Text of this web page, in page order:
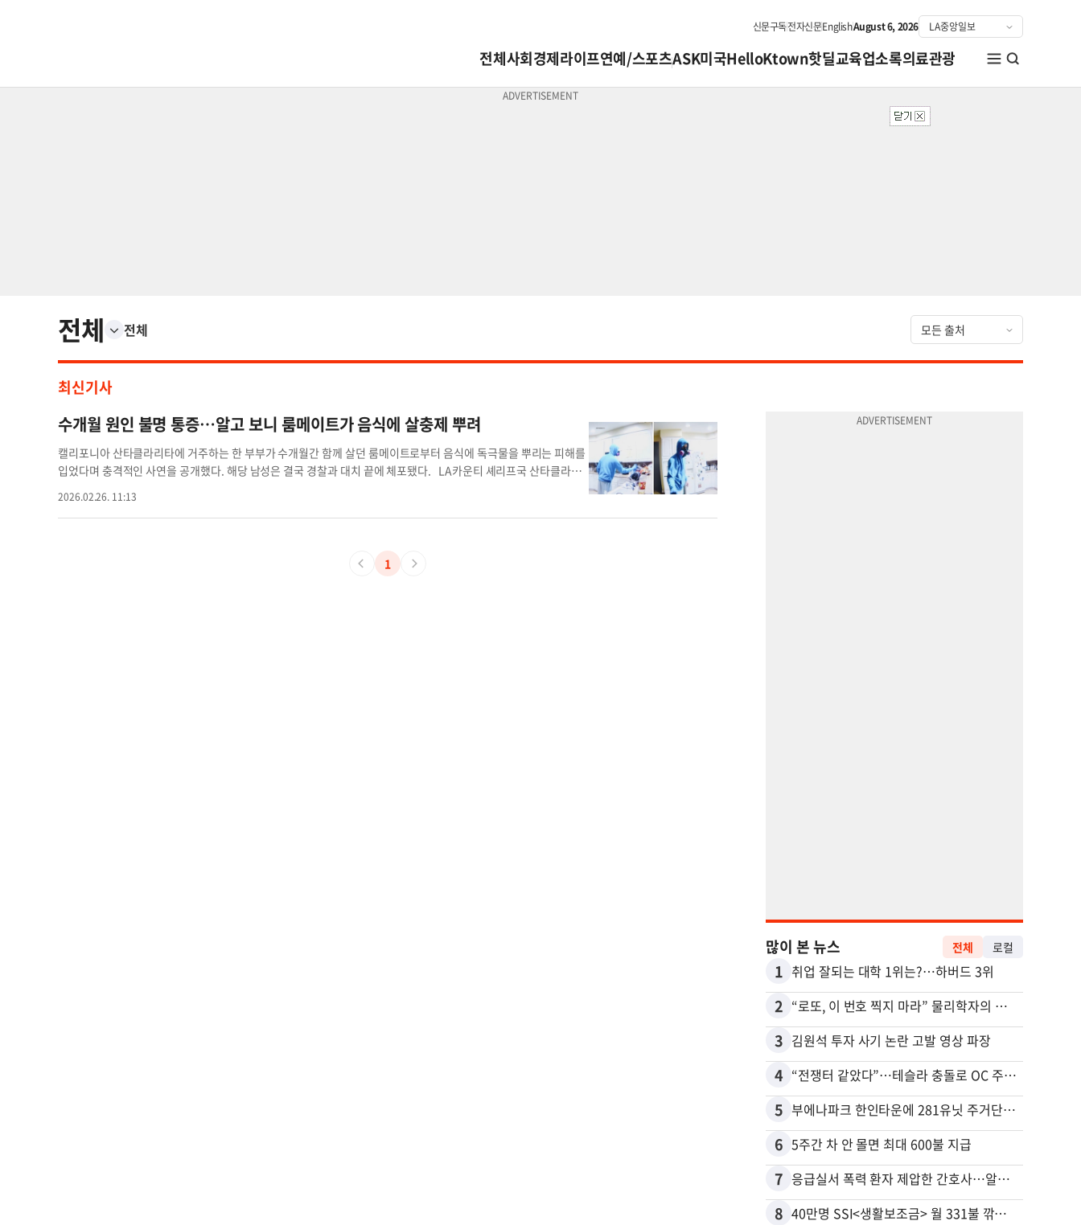
신문구독전자신문EnglishAugust 6, 2026
전체사회경제라이프연예/스포츠ASK미국HelloKtown핫딜교육업소록의료관광
전체 전체
최신기사
수개월 원인 불명 통증…알고 보니 룸메이트가 음식에 살충제 뿌려
캘리포니아 산타클라리타에 거주하는 한 부부가 수개월간 함께 살던 룸메이트로부터 음식에 독극물을 뿌리는 피해를
입었다며 충격적인 사연을 공개했다. 해당 남성은 결국 경찰과 대치 끝에 체포됐다. LA카운티 셰리프국 산타클라리
메이트가 음식과 식료품에 살충제를 분사하는 장면을 발견하고 경찰에 신고했다. 문제의 영상에는 가스마스크를 착
용한 남성이 부엌에서 파란색 캔으로 보이는 살충제를 과일과 채소, 커피포트, 팬트리 내부 식품 전반에 뿌리는 모습이
받았으며, 의료진으로부터 “혈액 검사 수치상 중독 가능성이 있다”는 설명을 들었다고 전했다. 이 말을 계기로 집주인
이 설치한 감시카메라 영상을 다시 확인하면서 범행을 알아차렸다는 것이다. 신고를 받고 출동한 셰리프국 요원들이
2026.02.26. 11:13
1
많이 본 뉴스 전체 로컬
1 취업 잘되는 대학 1위는?…하버드 3위
2 “로또, 이 번호 찍지 마라” 물리학자의 당첨금 높이는 비밀
3 김원석 투자 사기 논란 고발 영상 파장
4 “전쟁터 같았다”…테슬라 충돌로 OC 주택 4채 파손
5 부에나파크 한인타운에 281유닛 주거단지 들어선다
6 5주간 차 안 몰면 최대 600불 지급
7 응급실서 폭력 환자 제압한 간호사…알고 보니
8 40만명 SSI<생활보조금> 월 331불 깎이나